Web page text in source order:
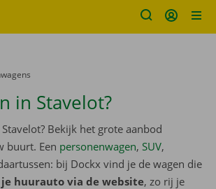
in Stavelot?
Bekijk het grote aanbod
buurt. Een personenwagen, SUV,
bij Dockx vind je de wagen die
je huurauto via de website, zo rij je